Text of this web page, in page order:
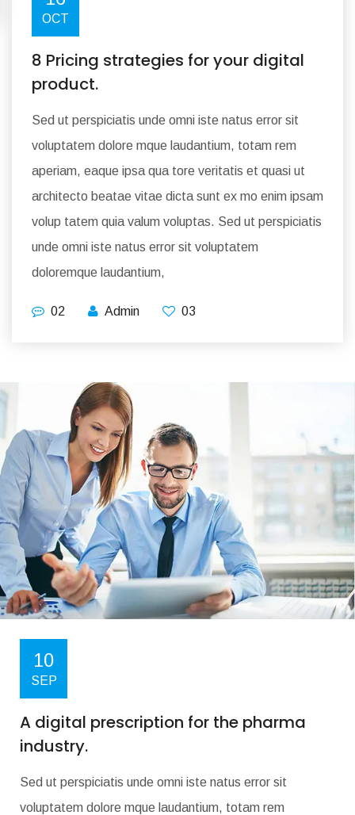
OCT
8 Pricing strategies for your digital
product.
Sed ut perspiciatis unde omni iste natus error sit
voluptatem dolore mque laudantium, totam rem
aperiam, eaque ipsa qua tore veritatis et quasi ut
architecto beatae vitae dicta sunt ex mo enim ipsam
volup tatem quia valum voluptas. Sed ut perspiciatis
unde omni iste natus error sit voluptatem
doloremque laudantium,
02 Admin 03
10
SEP
A digital prescription for the pharma
industry.
Sed ut perspiciatis unde omni iste natus error sit
voluptatem dolore mque laudantium, totam rem